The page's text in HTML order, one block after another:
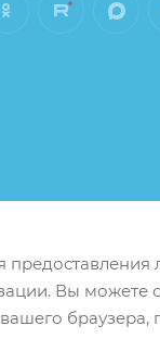
Вы можете
браузера,